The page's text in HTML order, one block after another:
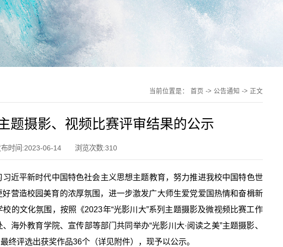
当前位置是： 首页 -> 公告通知 -> 正文
题摄影、视频比赛评审结果的公示
布时间:2023-06-14 浏览次数:310
近平新时代中国特色社会主义思想主题教育，努力推进我校中国特色世
营造校园美育的浓厚氛围，进一步激发广大师生爱党爱国热情和奋楫新
的文化氛围，按照《2023年“光影川大”系列主题摄影及微视频比赛工作
海外教育学院、宣传部等部门共同举办“光影川大·阅读之美”主题摄影、
终评选出获奖作品36个（详见附件），现予以公示。